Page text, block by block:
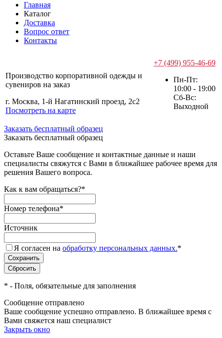
Главная
Каталог
Доставка
Вопрос ответ
Контакты
Производство корпоративной одежды и
сувениров на заказ
г. Москва, 1-й Нагатинский проезд, 2с2
Посмотреть на карте
+7 (499) 955-46-69
Пн-Пт:
10:00 - 19:00
Сб-Вс:
Выходной
Заказать бесплатный образец
Заказать бесплатный образец
Оставьте Ваше сообщение и контактные данные и наши
специалисты свяжутся с Вами в ближайшее рабочее время для
решения Вашего вопроса.
Как к вам обращаться?*
Номер телефона*
Источник
Я согласен на обработку персональных данных.*
* - Поля, обязательные для заполнения
Сообщение отправлено
Ваше сообщение успешно отправлено. В ближайшее время с
Вами свяжется наш специалист
Закрыть окно